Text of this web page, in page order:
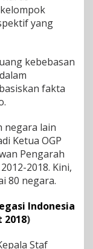
yang
kebebasan
fakta
negara lain
Ketua OGP
Pengarah
2018. Kini,
80 negara.
Indonesia
2018)
Staf